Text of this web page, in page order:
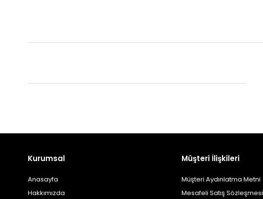
Kurumsal
Anasayfa
Hakkımızda
Müşteri İlişkileri
Müşteri Aydınlatma Metni
Mesafeli Satış Sözleşmesi